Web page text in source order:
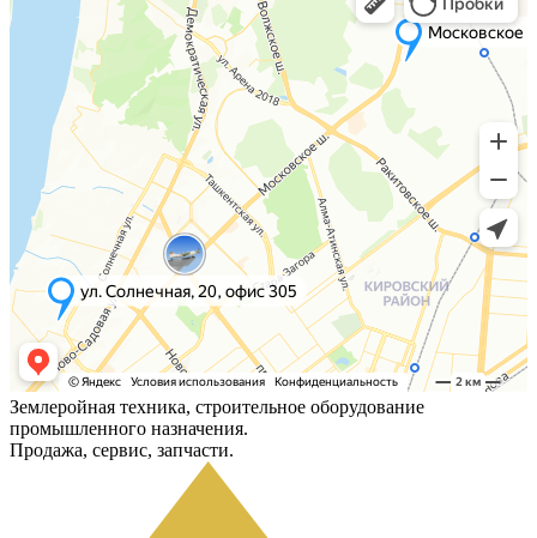
Землеройная техника, строительное оборудование
промышленного назначения.
Продажа, сервис, запчасти.